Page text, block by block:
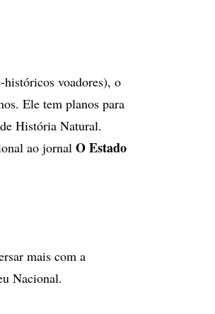
históricos voadores), o
Ele tem planos para
História Natural.
ao jornal O Estado
mais com a
Nacional.